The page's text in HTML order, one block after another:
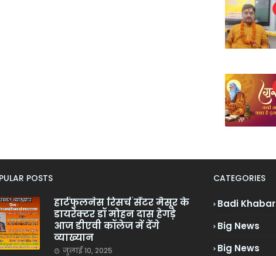
POSTS
हार्टफुलनेस रिसर्च सेंटर मैसूर के
डायरेक्टर डॉ मोहन दास हेगड़े
आज डीएवी कॉलेज में देंगे
व्याख्यान
जुलाई 10, 2025
CATEGORIES
Badi Khabar
Big News
Big News